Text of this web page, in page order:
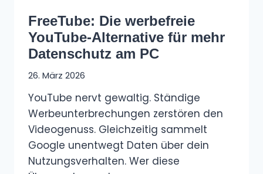
FreeTube: Die werbefreie
YouTube-Alternative für mehr
Datenschutz am PC
26. März 2026
YouTube nervt gewaltig. Ständige
Werbeunterbrechungen zerstören den
Videogenuss. Gleichzeitig sammelt
Google unentwegt Daten über dein
Nutzungsverhalten. Wer diese